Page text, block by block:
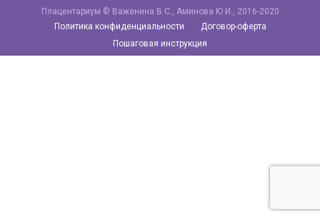
Плацентариум © Важенина В.С., Аминова Ю.И., 2016-2020
Политика конфиденциальности
Договор-оферта
Пошаговая инструкция